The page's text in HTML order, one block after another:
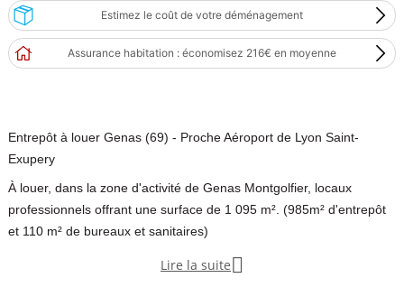
Estimez le coût de votre déménagement
Assurance habitation : économisez 216€ en moyenne
Entrepôt à louer Genas (69) - Proche Aéroport de Lyon Saint-
Exupery
À louer, dans la zone d'activité de Genas Montgolfier, locaux
professionnels offrant une surface de 1 095 m². (985m² d'entrepôt
et 110 m² de bureaux et sanitaires)
Située à proximité immédiate de l'aéroport Lyon Saint-Exupéry et
Lire la suite